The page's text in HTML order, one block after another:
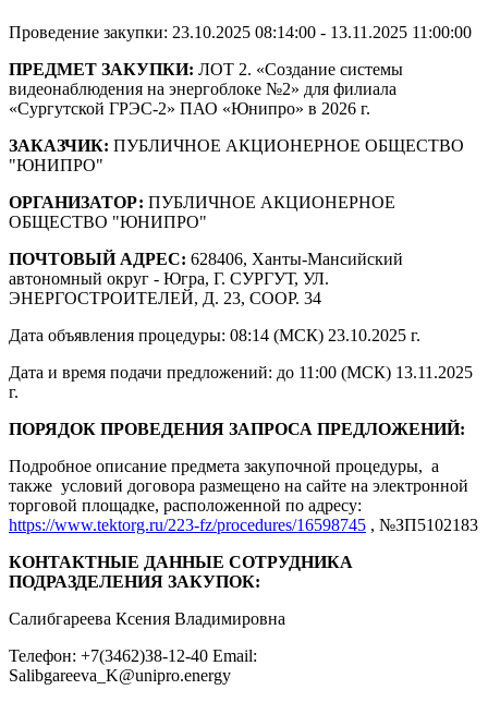
Проведение закупки: 23.10.2025 08:14:00 - 13.11.2025 11:00:00
ПРЕДМЕТ ЗАКУПКИ: ЛОТ 2. «Создание cистемы
видеонаблюдения на энергоблоке №2» для филиала
«Сургутской ГРЭС-2» ПАО «Юнипро» в 2026 г.
ЗАКАЗЧИК: ПУБЛИЧНОЕ АКЦИОНЕРНОЕ ОБЩЕСТВО
"ЮНИПРО"
ОРГАНИЗАТОР: ПУБЛИЧНОЕ АКЦИОНЕРНОЕ
ОБЩЕСТВО "ЮНИПРО"
ПОЧТОВЫЙ АДРЕС: 628406, Ханты-Мансийский
автономный округ - Югра, Г. СУРГУТ, УЛ.
ЭНЕРГОСТРОИТЕЛЕЙ, Д. 23, СООР. 34
Дата объявления процедуры: 08:14 (МСК) 23.10.2025 г.
Дата и время подачи предложений: до 11:00 (МСК) 13.11.2025
г.
ПОРЯДОК ПРОВЕДЕНИЯ ЗАПРОСА ПРЕДЛОЖЕНИЙ:
Подробное описание предмета закупочной процедуры, а
также условий договора размещено на сайте на электронной
торговой площадке, расположенной по адресу:
https://www.tektorg.ru/223-fz/procedures/16598745 , №ЗП5102183
КОНТАКТНЫЕ ДАННЫЕ СОТРУДНИКА
ПОДРАЗДЕЛЕНИЯ ЗАКУПОК:
Салибгареева Ксения Владимировна
Телефон: +7(3462)38-12-40 Email:
Salibgareeva_K@unipro.energy